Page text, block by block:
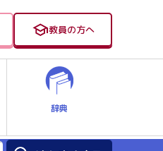
教員の方へ
辞典